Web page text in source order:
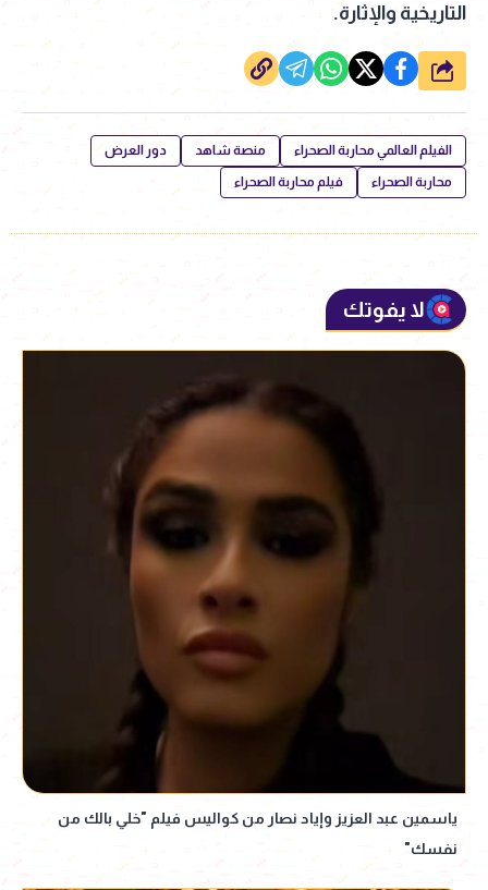
التاريخية والإثارة.
شارك
الفيلم العالمي محاربة الصحراء منصة شاهد دور العرض
محاربة الصحراء فيلم محاربة الصحراء
لا يفوتك
ياسمين عبد العزيز وإياد نصار من كواليس فيلم "خلي بالك من
نفسك"